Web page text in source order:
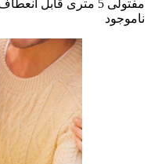
مفتولی 5 متری قابل انعطاف USB
ناموجود